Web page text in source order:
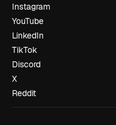
Instagram
YouTube
LinkedIn
TikTok
Discord
X
Reddit